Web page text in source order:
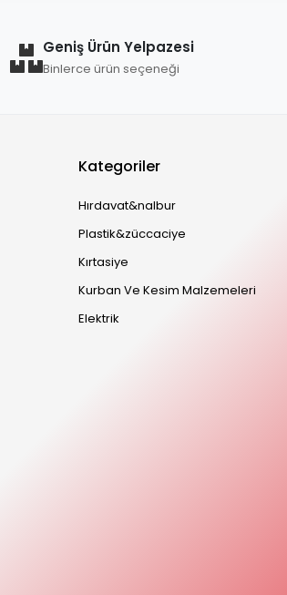
Geniş Ürün Yelpazesi
Binlerce ürün seçeneği
Kategoriler
Hırdavat&nalbur
Plastik&züccaciye
Kırtasiye
Kurban Ve Kesim Malzemeleri
Elektrik